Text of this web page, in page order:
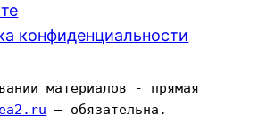
конфиденциальности
материалов - прямая
— обязательна.